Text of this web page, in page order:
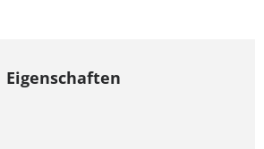
Eigenschaften